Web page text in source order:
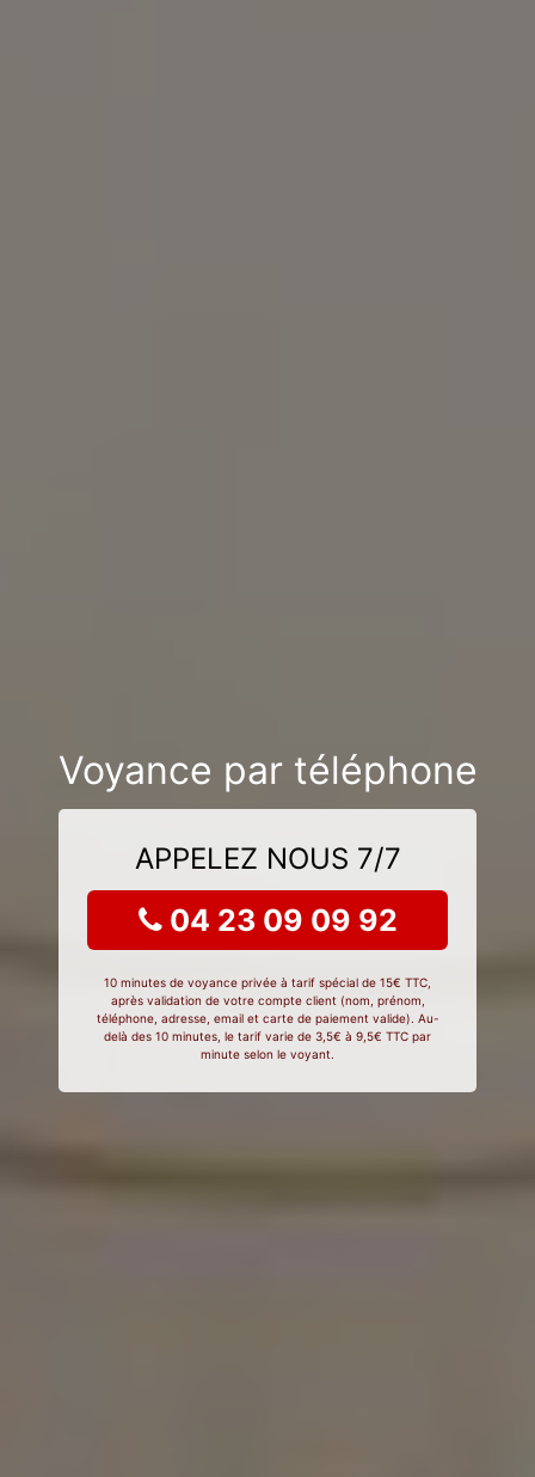
Voyance par téléphone
APPELEZ NOUS 7/7
04 23 09 09 92
10 minutes de voyance privée à tarif spécial de 15€ TTC,
après validation de votre compte client (nom, prénom,
téléphone, adresse, email et carte de paiement valide). Au-
delà des 10 minutes, le tarif varie de 3,5€ à 9,5€ TTC par
minute selon le voyant.